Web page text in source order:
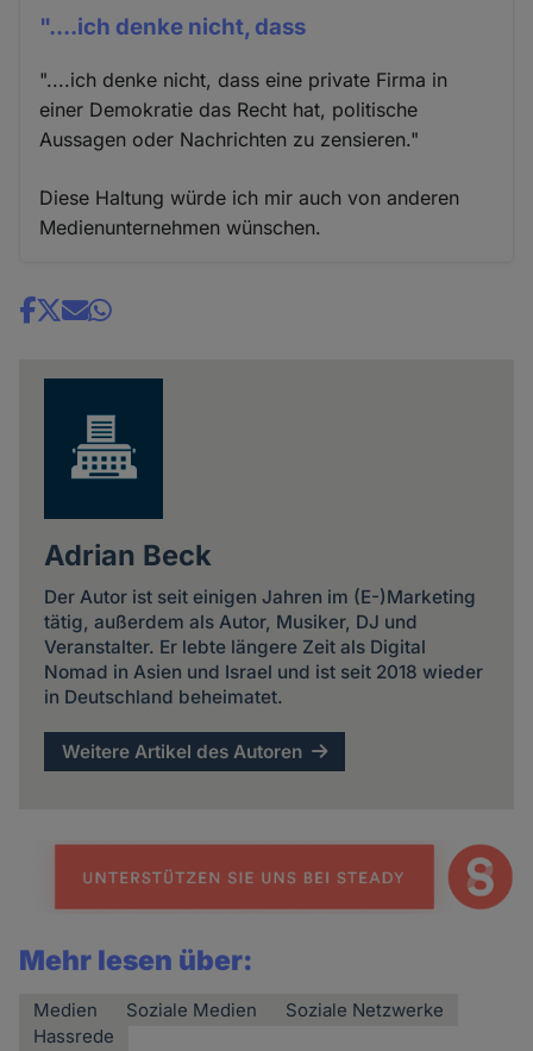
"....ich denke nicht, dass
"....ich denke nicht, dass eine private Firma in
einer Demokratie das Recht hat, politische
Aussagen oder Nachrichten zu zensieren."
Diese Haltung würde ich mir auch von anderen
Medienunternehmen wünschen.
Share
Adrian Beck
Der Autor ist seit einigen Jahren im (E-)Marketing
tätig, außerdem als Autor, Musiker, DJ und
Veranstalter. Er lebte längere Zeit als Digital
Nomad in Asien und Israel und ist seit 2018 wieder
in Deutschland beheimatet.
Weitere Artikel des Autoren
Mehr lesen über:
Medien Soziale Medien
Soziale Netzwerke
Hassrede